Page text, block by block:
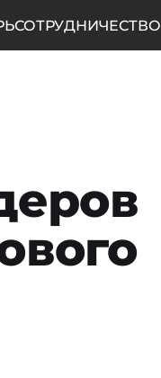
СОТРУДНИЧЕСТВО